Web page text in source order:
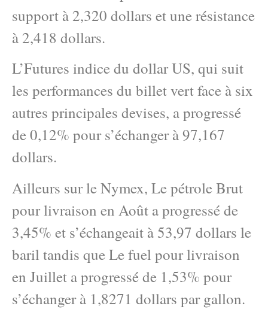
support à 2,320 dollars et une résistance
à 2,418 dollars.
L’Futures indice du dollar US, qui suit
les performances du billet vert face à six
autres principales devises, a progressé
de 0,12% pour s’échanger à 97,167
dollars.
Ailleurs sur le Nymex, Le pétrole Brut
pour livraison en Août a progressé de
3,45% et s’échangeait à 53,97 dollars le
baril tandis que Le fuel pour livraison
en Juillet a progressé de 1,53% pour
s’échanger à 1,8271 dollars par gallon.